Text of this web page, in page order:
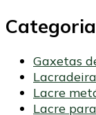
Gaxetas
Lacre
Lacre